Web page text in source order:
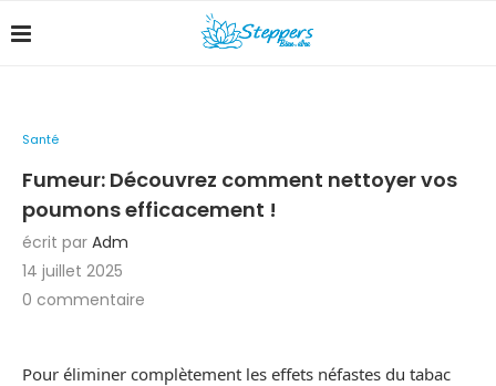
Santé
Fumeur: Découvrez comment nettoyer vos
poumons efficacement !
écrit par Adm
14 juillet 2025
0 commentaire
Pour éliminer complètement les effets néfastes du tabac